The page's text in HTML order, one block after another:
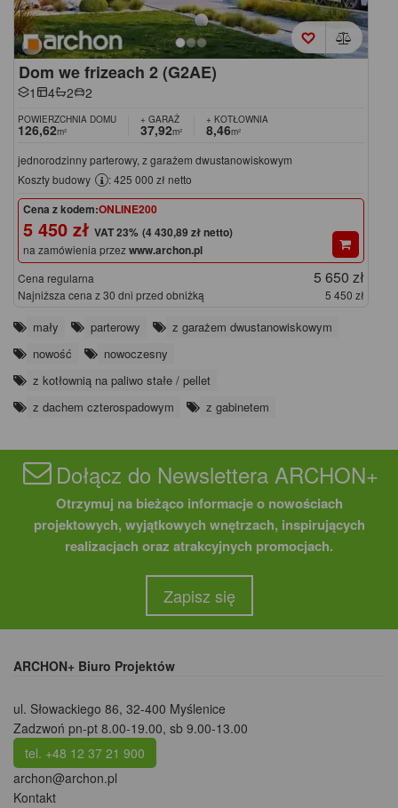
Dom we frizeach 2 (G2AE)
1 4 2 2
POWIERZCHNIA DOMU
126,62m²
+ GARAŻ
37,92m²
+ KOTŁOWNIA
8,46m²
jednorodzinny parterowy, z garażem dwustanowiskowym
Koszty budowy
: 425 000 zł netto
Cena z kodem:ONLINE200
5 450 zł (4 430,89 zł netto)
na zamówienia przezwww.archon.pl
Cena regularna 5 650 zł
Najniższa cena z 30 dni przed obniżką 5 450 zł
mały parterowy
z garażem dwustanowiskowym
nowość
nowoczesny
z kotłownią na paliwo stałe / pellet
z dachem czterospadowym
z gabinetem
Dołącz do Newslettera ARCHON+
Otrzymuj na bieżąco informacje o nowościach
projektowych, wyjątkowych wnętrzach, inspirujących
realizacjach oraz atrakcyjnych promocjach.
Zapisz się
ARCHON+ Biuro Projektów
ul. Słowackiego 86, 32-400 Myślenice
Zadzwoń pn-pt 8.00-19.00, sb 9.00-13.00
tel. +48 12 37 21 900
archon@archon.pl
Kontakt